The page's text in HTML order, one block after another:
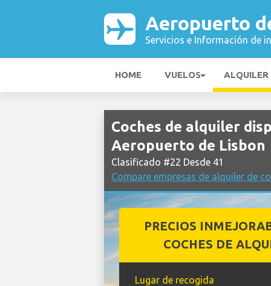
Aeropuerto
Servicios e Información de
HOME VUELOS ALQUILER
Coches de alquiler
Aeropuerto de Lisbon
Clasificado #22 Desde 41
Compare empresas de alquiler de
PRECIOS
COCHES DE
Lugar de recogida